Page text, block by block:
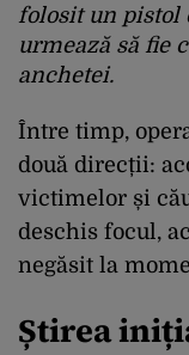
folosit un pistol
urmează să fie
anchetei.
Între timp,
două direcții:
victimelor și
deschis focul,
negăsit la
Știrea